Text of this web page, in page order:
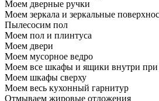
Моем дверные ручки
Моем зеркала и зеркальные
Пылесосим пол
Моем пол и плинтуса
Моем двери
Моем мусорное ведро
Моем все шкафы и ящики внутри при
Моем шкафы сверху
Моем весь кухонный гарнитур
Отмываем жировые отложения